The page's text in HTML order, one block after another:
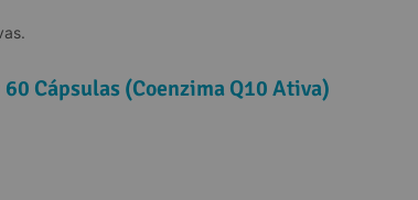
Cápsulas (Coenzima Q10 Ativa)